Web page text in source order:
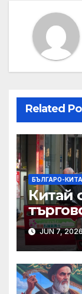
Related
БЪЛГАРО-
Китай
САЩ
JUN 7,